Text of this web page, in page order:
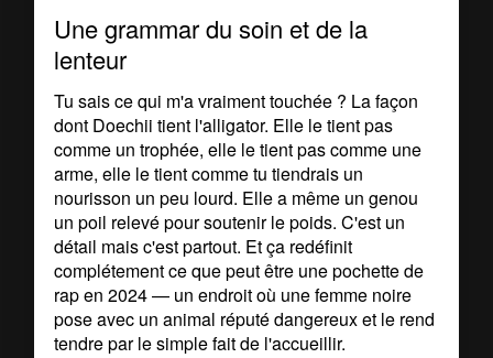
Une grammar du soin et de la
lenteur
Tu sais ce qui m'a vraiment touchée ? La façon
dont Doechii tient l'alligator. Elle le tient pas
comme un trophée, elle le tient pas comme une
arme, elle le tient comme tu tiendrais un
nourisson un peu lourd. Elle a même un genou
un poil relevé pour soutenir le poids. C'est un
détail mais c'est partout. Et ça redéfinit
complétement ce que peut être une pochette de
rap en 2024 — un endroit où une femme noire
pose avec un animal réputé dangereux et le rend
tendre par le simple fait de l'accueillir.